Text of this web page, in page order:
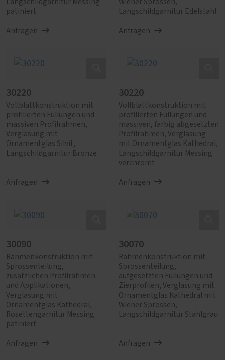
Langschildgarnitur Messing
patiniert
Anfragen
Wiener Sprossen,
Langschildgarnitur Edelstahl
Anfragen
30220
Vollblattkonstruktion mit
profilierten Füllungen und
massiven Profilrahmen,
Verglasung mit
Ornamentglas Silvit,
Langschildgarnitur Bronze
Anfragen
30220
Vollblattkonstruktion mit
profilierten Füllungen und
massiven, farbig abgesetzten
Profilrahmen, Verglasung
mit Ornamentglas Kathedral,
Langschildgarnitur Messing
verchromt
Anfragen
30090
Rahmenkonstruktion mit
Sprossenteilung,
zusätzlichen Profilrahmen
und Applikationen,
Verglasung mit
Ornamentglas Kathedral,
Rosettengarnitur Messing
patiniert
Anfragen
30070
Rahmenkonstruktion mit
Sprossenteilung,
aufgesetzten Füllungen und
Zierprofilen, Verglasung mit
Ornamentglas Kathedral mit
Wiener Sprossen,
Langschildgarnitur Stahlgrau
Anfragen